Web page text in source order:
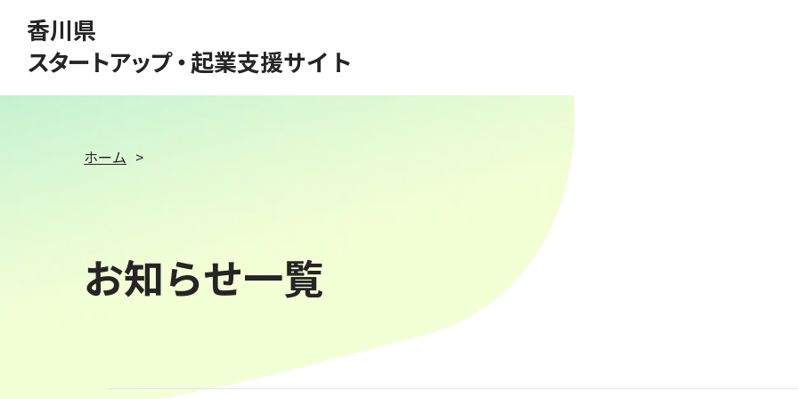
香川県
スタートアップ・起業支援サイト
ホーム
お知らせ一覧